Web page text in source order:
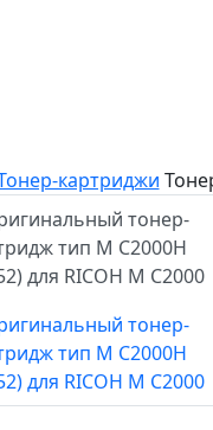
картриджи